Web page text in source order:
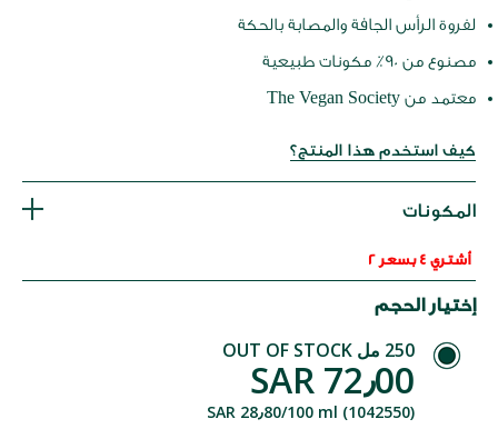
لفروة الرأس الجافة والمصابة بالحكة
مصنوع من 90٪ مكونات طبيعية
معتمد من The Vegan Society
كيف استخدم هذا المنتج؟
المكونات
أشتري 4 بسعر 2
إختيار الحجم
250 مل OUT OF STOCK
SAR 72٫00
SAR 28٫80/100 ml (1042550)